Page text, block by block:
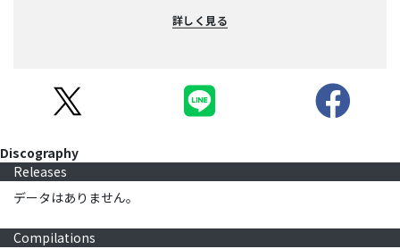
詳しく見る
Discography
Releases
データはありません。
Compilations